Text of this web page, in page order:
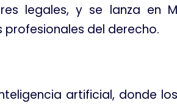
legales, y se lanza en
del derecho.
artificial, donde los